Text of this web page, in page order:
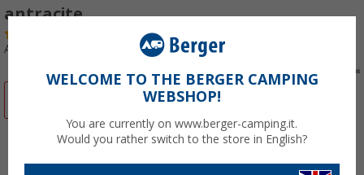
antracite
Articolo n: 185760
WELCOME TO THE BERGER CAMPING
WEBSHOP!
You are currently on www.berger-camping.it.
Would you rather switch to the store in English?